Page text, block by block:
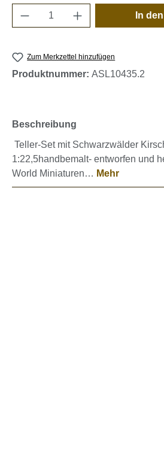
Produkt Anzahl: Gib den
In
Zum Merkzettel hinzufügen
Produktnummer: ASL10435.2
Beschreibung
Teller-Set mit Schwarzwälder
1:22,5handbemalt- entworfen und
World Miniaturen… Mehr